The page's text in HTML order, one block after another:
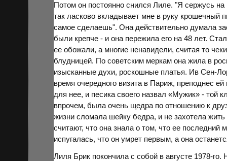
Потом он постоянно снился Лиле. "Я сержусь
так ласково вкладывает мне в руку крошечный
самое сделаешь". Она действительно думала
были крепче - и она пережила его на 48 лет.
ее обожали, а многие ненавидели, считая то
блудницей. По советским меркам она жила в
изысканные духи, роскошные платья. Ив Сен-
время очередного визита в Париж, преподнес
для нее, и песика своего назвал «Мужик» - той
впрочем, была очень щедра по отношению к
жизни сломала шейку бедра, и не захотела
считают, что она знала о том, что ее
испугалась, что он умрет первым, а она
Лиля Брик покончила с собой в августе 1978-